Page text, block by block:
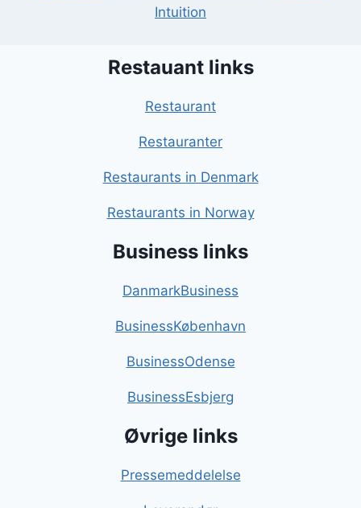
Intuition
Restauant links
Restaurant
Restauranter
Restaurants in Denmark
Restaurants in Norway
Business links
DanmarkBusiness
BusinessKøbenhavn
BusinessOdense
BusinessEsbjerg
Øvrige links
Pressemeddelelse